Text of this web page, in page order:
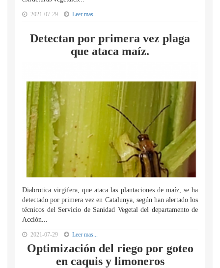
2021-07-29 Leer mas...
Detectan por primera vez plaga
que ataca maíz.
Diabrotica virgifera, que ataca las plantaciones de maíz, se ha
detectado por primera vez en Catalunya, según han alertado los
técnicos del Servicio de Sanidad Vegetal del departamento de
Acción...
2021-07-29 Leer mas...
Optimización del riego por goteo
en caquis y limoneros